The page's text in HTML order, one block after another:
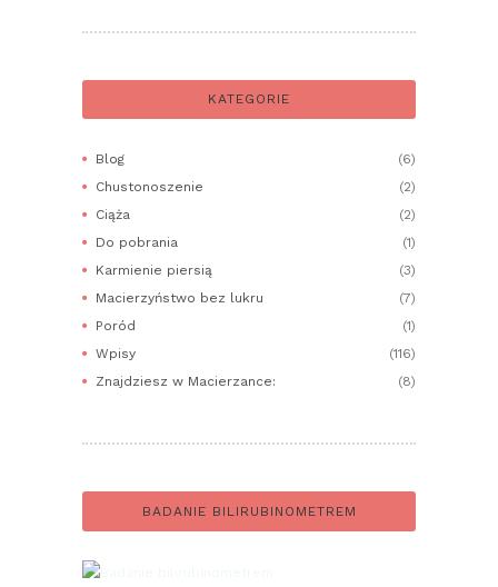
KATEGORIE
Blog
(6)
Chustonoszenie
(2)
Ciąża
(2)
Do pobrania
(1)
Karmienie piersią
(3)
Macierzyństwo bez lukru
(7)
Poród
(1)
Wpisy
(116)
Znajdziesz w Macierzance:
(8)
BADANIE BILIRUBINOMETREM